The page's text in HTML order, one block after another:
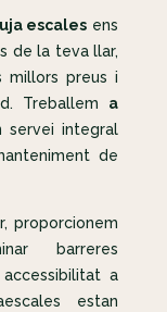
escales ens
de la teva llar,
millors preus i
Treballem a
servei integral
de
proporcionem
barreres
a
estan